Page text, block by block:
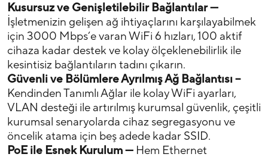
Kusursuz ve Genişletilebilir Bağlantılar —
İşletmenizin gelişen ağ ihtiyaçlarını karşılayabilmek
için 3000 Mbps’e varan WiFi 6 hızları, 100 aktif
cihaza kadar destek ve kolay ölçeklenebilirlik ile
kesintisiz bağlantıların tadını çıkarın.
Güvenli ve Bölümlere Ayrılmış Ağ Bağlantısı –
Kendinden Tanımlı Ağlar ile kolay WiFi ayarları,
VLAN desteği ile artırılmış kurumsal güvenlik, çeşitli
kurumsal senaryolarda cihaz segregasyonu ve
öncelik atama için beş adede kadar SSID.
PoE ile Esnek Kurulum — Hem Ethernet